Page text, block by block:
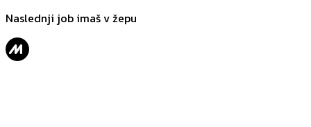
Naslednji job imaš v žepu